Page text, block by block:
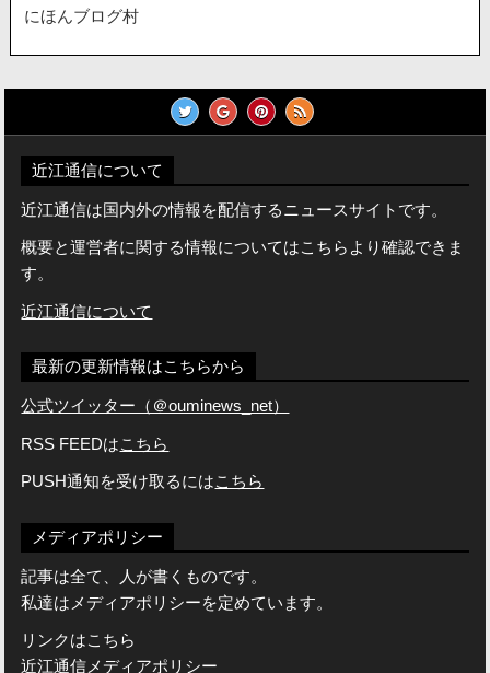
にほんブログ村
近江通信について
近江通信は国内外の情報を配信するニュースサイトです。
概要と運営者に関する情報についてはこちらより確認できま
す。
近江通信について
最新の更新情報はこちらから
公式ツイッター（＠ouminews_net）
RSS FEEDはこちら
PUSH通知を受け取るにはこちら
メディアポリシー
記事は全て、人が書くものです。
私達はメディアポリシーを定めています。
リンクはこちら
近江通信メディアポリシー